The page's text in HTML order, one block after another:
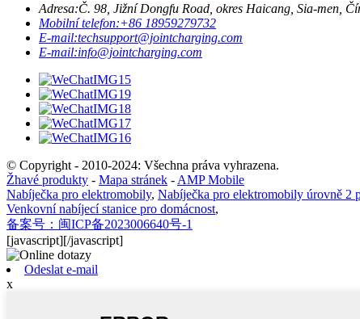
Adresa:Č. 98, Jižní Dongfu Road, okres Haicang, Sia-men,
Mobilní telefon:+86 18959279732
E-mail:techsupport@jointcharging.com
E-mail:info@jointcharging.com
© Copyright - 2010-2024: Všechna práva vyhrazena.
Žhavé produkty - Mapa stránek - AMP Mobile
Nabíječka pro elektromobily, Nabíječka pro elektromobily úrovně 2
Venkovní nabíjecí stanice pro domácnost,
备案号：闽ICP备2023006640号-1
[javascript][/javascript]
Odeslat e-mail
x